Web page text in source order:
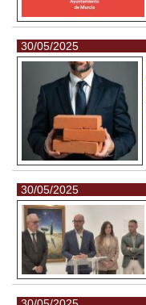
30/05/2025
30/05/2025